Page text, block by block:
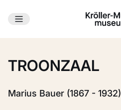
Ga naar hoofdinhoud
TROONZAAL
Marius Bauer (1867 - 1932)